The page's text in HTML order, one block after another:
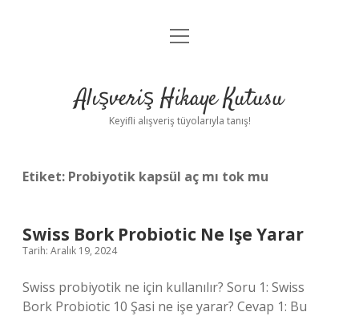
Anasayfa
Yasal Uyarı
menüyü
Alışveriş Hikaye Kutusu
Keyifli alışveriş tüyolarıyla tanış!
Etiket: Probiyotik kapsül aç mı tok mu
Swiss Bork Probiotic Ne Işe Yarar
Tarih: Aralık 19, 2024
Swiss probiyotik ne için kullanılır? Soru 1: Swiss
Bork Probiotic 10 Şasi ne işe yarar? Cevap 1: Bu